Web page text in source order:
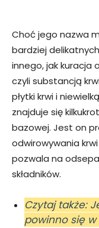
Choć jego nazwa
bardziej
innego, jak kuracja
czyli substancją
płytki krwi i
znajduje się
bazowej. Jest on
odwirowywania
pozwala na
składników.
Czytaj także:
powinno się w